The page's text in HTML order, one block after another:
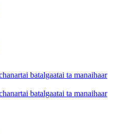
batalgaatai ta manaihaar
batalgaatai ta manaihaar